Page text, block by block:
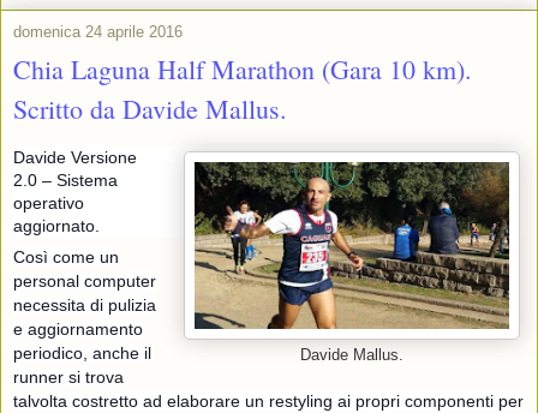
domenica 24 aprile 2016
Chia Laguna Half Marathon (Gara 10 km).
Scritto da Davide Mallus.
Davide Mallus.
Davide Versione
2.0 – Sistema
operativo
aggiornato.
Così come un
personal computer
necessita di pulizia
e aggiornamento
periodico, anche il
runner si trova
talvolta costretto ad elaborare un restyling ai propri componenti per